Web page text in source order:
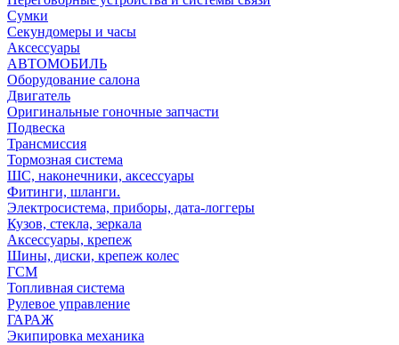
Сумки
Секундомеры и часы
Аксессуары
АВТОМОБИЛЬ
Оборудование салона
Двигатель
Оригинальные гоночные запчасти
Подвеска
Трансмиссия
Тормозная система
ШС, наконечники, аксессуары
Фитинги, шланги.
Электросистема, приборы, дата-логгеры
Кузов, стекла, зеркала
Аксессуары, крепеж
Шины, диски, крепеж колес
ГСМ
Топливная система
Рулевое управление
ГАРАЖ
Экипировка механика